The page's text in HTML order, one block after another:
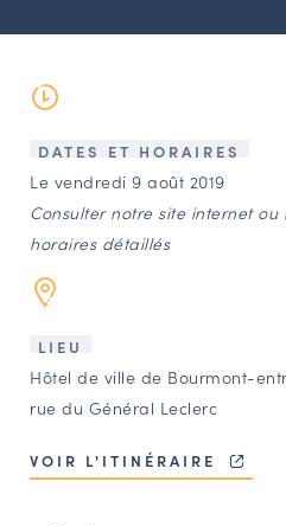
CONTACT
Agenda
Annuaire
Ressources
Espace
DATES ET HORAIRES
Le vendredi 9 août 2019
Consulter notre site internet
horaires détaillés
LIEU
Hôtel de ville de Bourmont-
rue du Général Leclerc
VOIR L'ITINÉRAIRE